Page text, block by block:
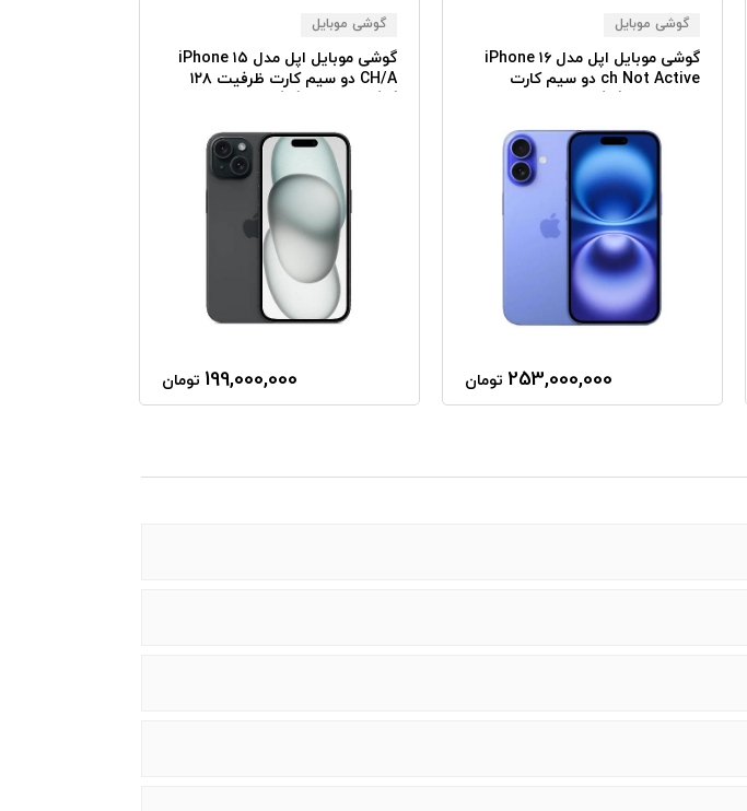
گوشی موبایل
گوشی موبایل اپل مدل iPhone ۱۶
ch Not Active دو سیم کارت
253,000,000 تومان
گوشی موبایل
گوشی موبایل اپل مدل iPhone ۱۵
CH/A دو سیم کارت ظرفیت ۱۲۸
199,000,000 تومان